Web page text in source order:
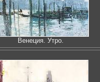
Венеция. Утро.